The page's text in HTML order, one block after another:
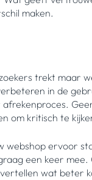
maken.
trekt maar
in de
om kritisch te
webshop ervoor
een keer mee.
wat beter